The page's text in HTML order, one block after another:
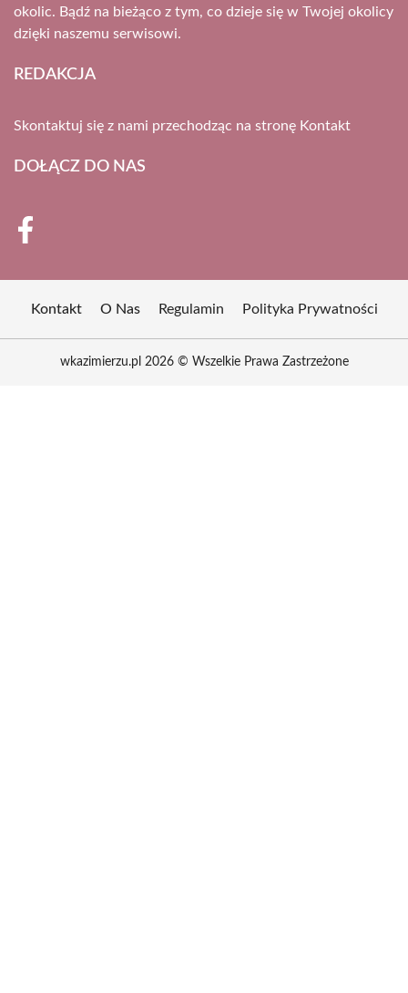
okolic. Bądź na bieżąco z tym, co dzieje się w Twojej okolicy
dzięki naszemu serwisowi.
REDAKCJA
Skontaktuj się z nami przechodząc na stronę Kontakt
DOŁĄCZ DO NAS
Kontakt O Nas Regulamin Polityka Prywatności
wkazimierzu.pl 2026 © Wszelkie Prawa Zastrzeżone